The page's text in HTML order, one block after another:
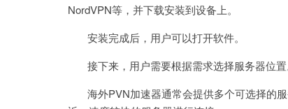
NordVPN等，并下载安装到设备上。
安装完成后，用户可以打开软件。
接下来，用户需要根据需求选择服务器位置
海外PVN加速器通常会提供多个可选择的服